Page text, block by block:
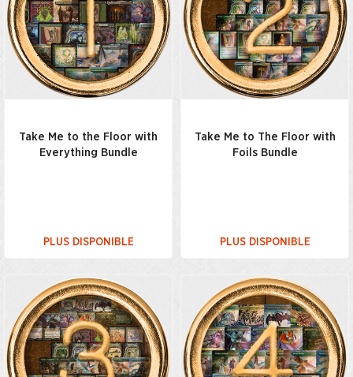
Take Me to the Floor with
Everything Bundle
PLUS DISPONIBLE
Take Me to The Floor with
Foils Bundle
PLUS DISPONIBLE